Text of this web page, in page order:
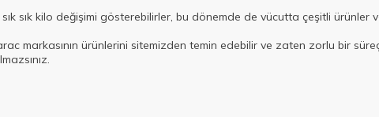
sık kilo değişimi gösterebilirler, bu dönemde de vücutta çeşitli ürünler
markasının ürünlerini sitemizden temin edebilir ve zaten zorlu bir